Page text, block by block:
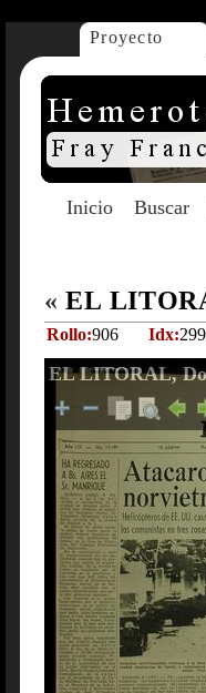
Proyecto
Inicio Buscar
« EL
Rollo:906 Idx:
EL LITORAL,